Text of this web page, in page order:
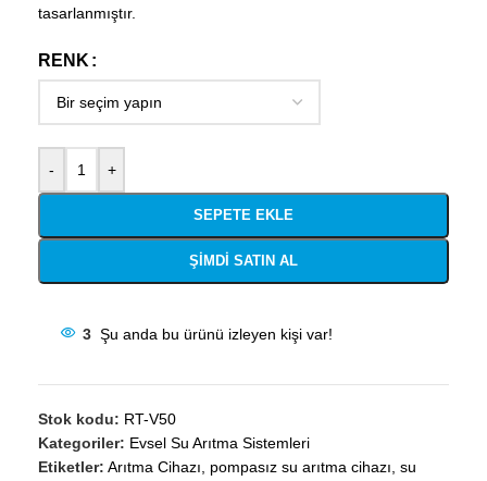
tasarlanmıştır.
RENK
- +
SEPETE EKLE
ŞIMDI SATIN AL
3 Şu anda bu ürünü izleyen kişi var!
Stok kodu: RT-V50
Kategoriler: Evsel Su Arıtma Sistemleri
Etiketler: Arıtma Cihazı, pompasız su arıtma cihazı, su